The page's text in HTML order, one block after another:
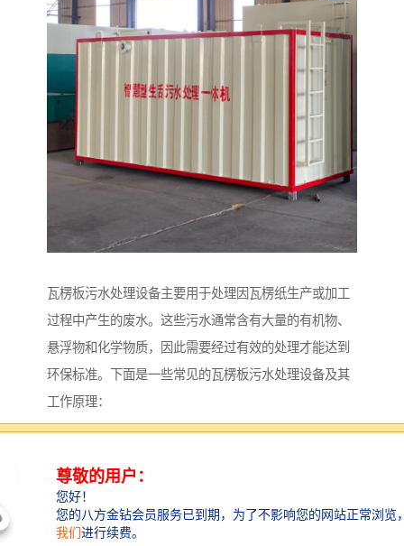
瓦楞板污水处理设备主要用于处理因瓦楞纸生产或加工
过程中产生的废水。这些污水通常含有大量的有机物、
悬浮物和化学物质，因此需要经过有效的处理才能达到
环保标准。下面是一些常见的瓦楞板污水处理设备及其
工作原理：
1. **物理处理设备**：
等。
- **沉砂池**：通过重力沉降去除污水中的砂粒和较大
颗粒。